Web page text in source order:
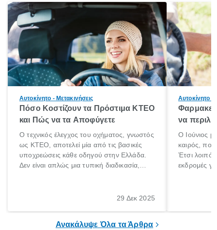
Αυτοκίνητο - Μετακινήσεις
Πόσο Κοστίζουν τα Πρόστιμα ΚΤΕΟ
και Πώς να τα Αποφύγετε
Ο τεχνικός έλεγχος του οχήματος, γνωστός
ως ΚΤΕΟ, αποτελεί μία από τις βασικές
υποχρεώσεις κάθε οδηγού στην Ελλάδα.
Δεν είναι απλώς μια τυπική διαδικασία,
οδηγών και του περιβάλλοντος. Ωστόσο,
29 Δεκ 2025
Αυτοκίνητο -
να
Ο Ιούνιος
καιρός, που
Έτσι
εκδρομές
Ανακάλυψε Όλα τα Άρθρα